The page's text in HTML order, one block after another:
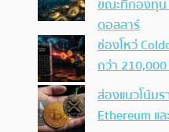
ขณะที่กองทุน
ดอลลาร์
ช่องโหว่
กว่า
ส่องแนวโน้ม
Ethereum แ